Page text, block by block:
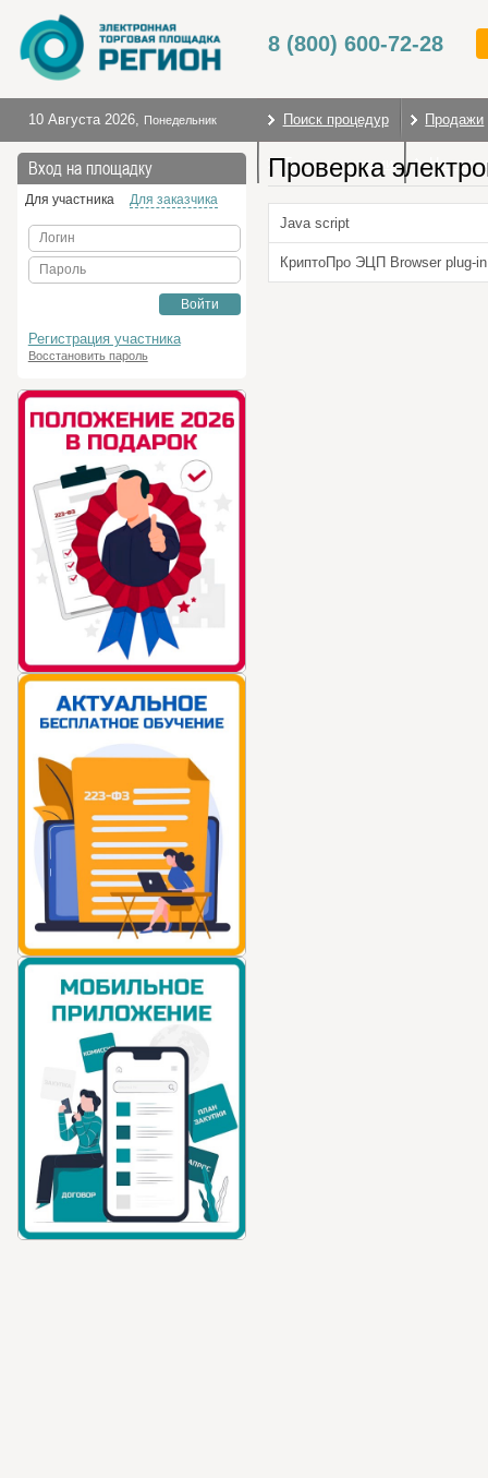
8 (800) 600-72-28
10 Августа 2026, Понедельник Поиск процедур Продажи
Торговые секции На
Вход на площадку
Для участника Для заказчика
Логин
Пароль
Войти
Регистрация участника
Восстановить пароль
Проверка
Java script
КриптоПро ЭЦП Browser plug-in